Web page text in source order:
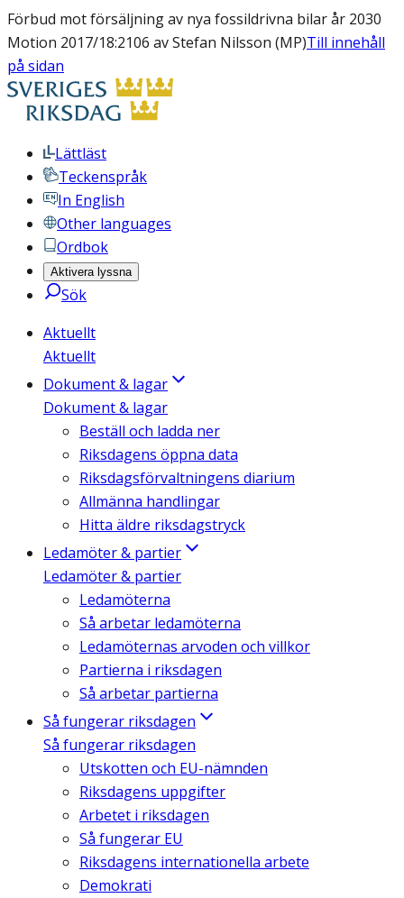
Förbud mot försäljning av nya fossildrivna bilar år 2030
Motion 2017/18:2106 av Stefan Nilsson (MP)Till innehåll
på sidan
Lättläst
Teckenspråk
In English
Other languages
Ordbok
Aktivera lyssna
Sök
Aktuellt
Aktuellt
Dokument & lagar
Dokument & lagar
Beställ och ladda ner
Riksdagens öppna data
Riksdagsförvaltningens diarium
Allmänna handlingar
Hitta äldre riksdagstryck
Ledamöter & partier
Ledamöter & partier
Ledamöterna
Så arbetar ledamöterna
Ledamöternas arvoden och villkor
Partierna i riksdagen
Så arbetar partierna
Så fungerar riksdagen
Så fungerar riksdagen
Utskotten och EU-nämnden
Riksdagens uppgifter
Arbetet i riksdagen
Så fungerar EU
Riksdagens internationella arbete
Demokrati